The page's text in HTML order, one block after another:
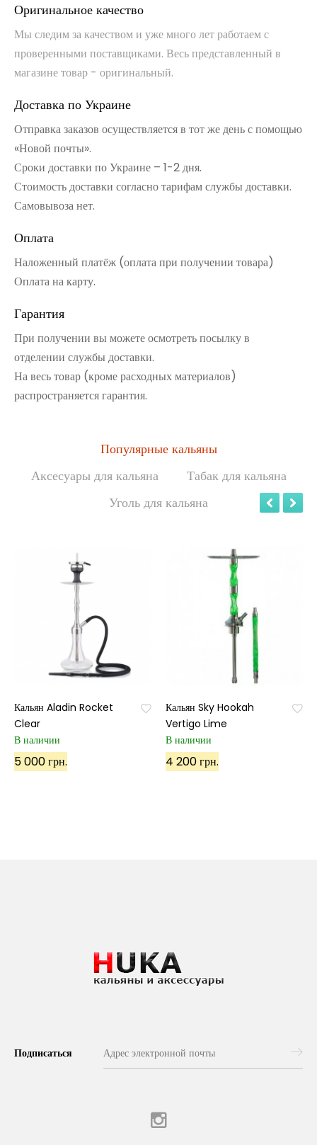
Оригинальное качество
Мы следим за качеством и уже много лет работаем с
проверенными поставщиками. Весь представленный в
магазине товар - оригинальный.
Доставка по Украине
Отправка заказов осуществляется в тот же день с помощью
«Новой почты».
Сроки доставки по Украине – 1-2 дня.
Стоимость доставки согласно тарифам службы доставки.
Самовывоза нет.
Оплата
Наложенный платёж (оплата при получении товара)
Оплата на карту.
Гарантия
При получении вы можете осмотреть посылку в
отделении службы доставки.
На весь товар (кроме расходных материалов)
распространяется гарантия.
Популярные кальяны
Аксесуары для кальяна
Табак для кальяна
Уголь для кальяна
Кальян Aladin Rocket
Clear
В наличии
5 000 грн.
Кальян Sky Hookah
Vertigo Lime
В наличии
4 200 грн.
Подписаться